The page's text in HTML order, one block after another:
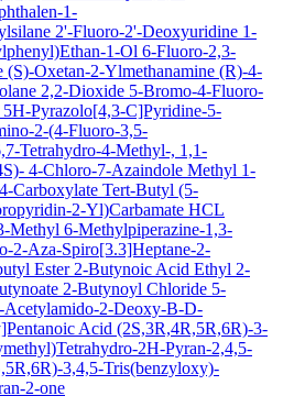
1-
2'-Fluoro-2'-Deoxyuridine 1-
1-Ol 6-Fluoro-2,3-
(S)-Oxetan-2-Ylmethanamine (R)-4-
2,2-Dioxide 5-Bromo-4-Fluoro-
5H-Pyrazolo[4,3-C]Pyridine-5-
2-(4-Fluoro-3,5-
Tetrahydro-4-Methyl-, 1,1-
4-Chloro-7-Azaindole Methyl 1-
Carboxylate Tert-Butyl (5-
2-Yl)Carbamate HCL
Methyl 6-Methylpiperazine-1,3-
2-Aza-Spiro[3.3]Heptane-2-
Ester 2-Butynoic Acid Ethyl 2-
2-Butynoyl Chloride 5-
2-Deoxy-B-D-
Acid (2S,3R,4R,5R,6R)-3-
2H-Pyran-2,4,5-
3,4,5-Tris(benzyloxy)-
2-one